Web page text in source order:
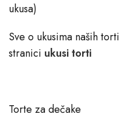
ukusa)
Sve o ukusima naših
stranici ukusi torti
Torte za dečake